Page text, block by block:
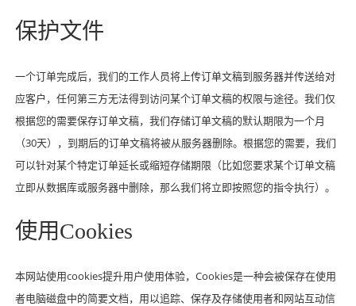
保护文件
一个订单完成后，我们的工作人员将上传订单文稿到服务器并传送给对
应客户，任何第三方无法得到访问某个订单文稿的权限与途径。我们仅
根据您的需要保存订单文稿，我们存储订单文稿的默认期限为一个月
（30天），到期后的订单文稿将被从服务器删除。根据您的需要，我们
可以针对某个特定订单延长或缩短存储期限（比如您要求某个订单文稿
立即从数据库或服务器中删除，那么我们将立即按照您的指令执行）。
使用Cookies
本网站使用cookies提升用户使用体验，Cookies是一种会被保存在使用
者电脑磁盘中的简要文档，用以追踪、保存及存储使用者和网站互动信